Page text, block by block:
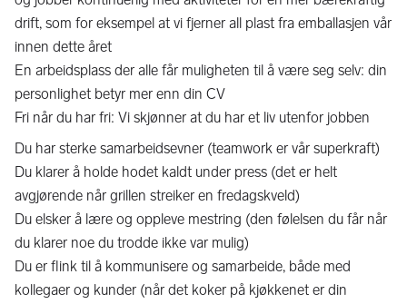
drift, som for eksempel at vi fjerner all plast fra emballasjen vår
innen dette året
En arbeidsplass der alle får muligheten til å være seg selv: din
personlighet betyr mer enn din CV
Fri når du har fri: Vi skjønner at du har et liv utenfor jobben
Du har sterke samarbeidsevner (teamwork er vår superkraft)
Du klarer å holde hodet kaldt under press (det er helt
avgjørende når grillen streiker en fredagskveld)
Du elsker å lære og oppleve mestring (den følelsen du får når
du klarer noe du trodde ikke var mulig)
Du er flink til å kommunisere og samarbeide, både med
kollegaer og kunder (når det koker på kjøkkenet er din